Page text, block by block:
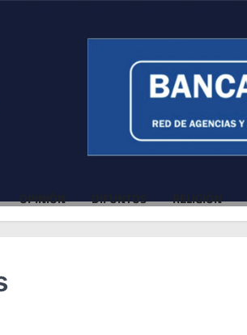
OPINIÓN DIFUNTOS RELIGIÓN